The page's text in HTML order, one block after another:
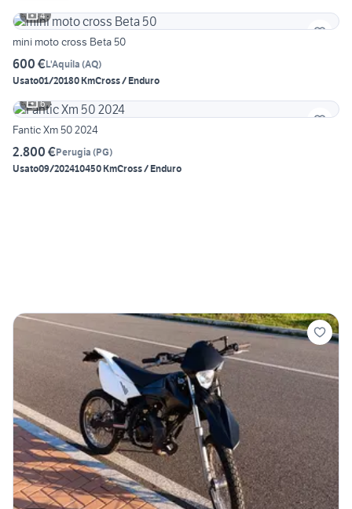
4
mini moto cross Beta 50
600 €L'Aquila (AQ)
Usato01/20180 KmCross / Enduro
6
Fantic Xm 50 2024
2.800 €Perugia (PG)
Usato09/202410450 KmCross / Enduro